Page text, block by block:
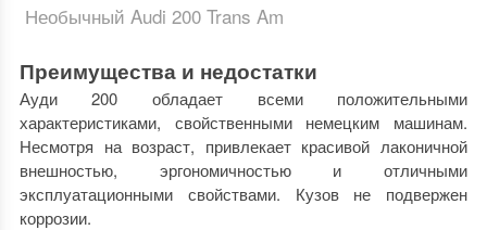
Необычный Audi 200 Trans Am
Преимущества и недостатки
Ауди 200 обладает всеми положительными
характеристиками, свойственными немецким машинам.
Несмотря на возраст, привлекает красивой лаконичной
внешностью, эргономичностью и отличными
эксплуатационными свойствами. Кузов не подвержен
коррозии.